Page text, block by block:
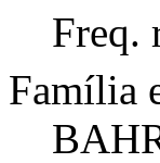
Freq.
Família